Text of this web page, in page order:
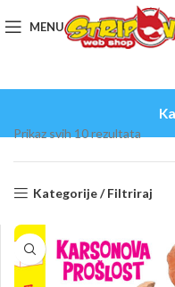
MENU
Prikaz svih 10 rezultata
Kategorije / Filtriraj